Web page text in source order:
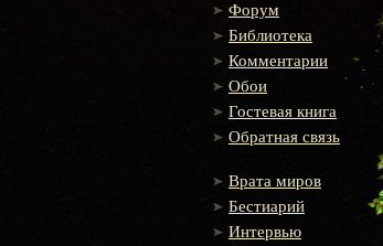
Форум
Библиотека
Комментарии
Обои
Гостевая книга
Обратная связь
Врата миров
Бестиарий
Интервью